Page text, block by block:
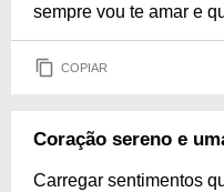
sempre vou te amar e
COPIAR
Coração sereno e
Carregar sentimentos